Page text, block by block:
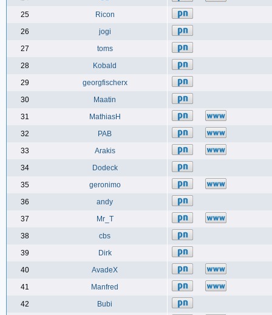
25
Ricon
26
jogi
27
toms
28
Kobald
29
georgfischerx
30
Maatin
31
MathiasH
32
PAB
33
Arakis
34
Dodeck
35
geronimo
36
andy
37
Mr_T
38
cbs
39
Dirk
40
AvadeX
41
Manfred
42
Bubi